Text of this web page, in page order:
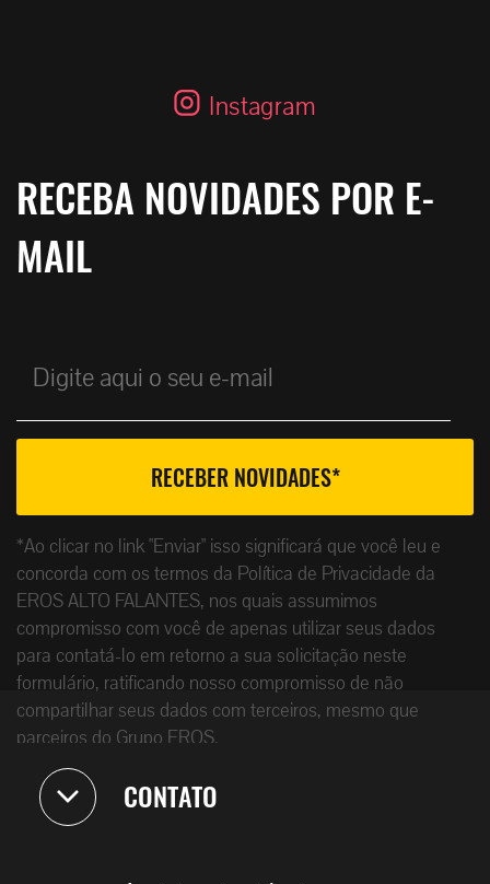
Instagram
RECEBA NOVIDADES POR E-
MAIL
*Ao clicar no link "Enviar" isso significará que você leu e
concorda com os termos da Política de Privacidade da
EROS ALTO FALANTES, nos quais assumimos
compromisso com você de apenas utilizar seus dados
para contatá-lo em retorno a sua solicitação neste
formulário, ratificando nosso compromisso de não
compartilhar seus dados com terceiros, mesmo que
parceiros do Grupo EROS.
CONTATO